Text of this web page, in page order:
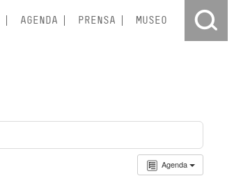
AGENDA PRENSA MUSEO
Agenda